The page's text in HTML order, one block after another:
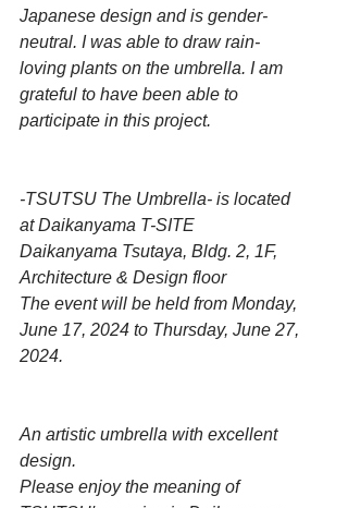
Japanese design and is gender-
neutral. I was able to draw rain-
loving plants on the umbrella. I am
grateful to have been able to
participate in this project.
-TSUTSU The Umbrella- is located
at Daikanyama T-SITE
Daikanyama Tsutaya, Bldg. 2, 1F,
Architecture & Design floor
The event will be held from Monday,
June 17, 2024 to Thursday, June 27,
2024.
An artistic umbrella with excellent
design.
Please enjoy the meaning of